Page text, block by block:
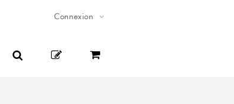
Connexion